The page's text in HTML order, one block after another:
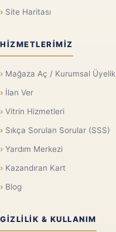
Site Haritası
HIZMETLERIMIZ
Mağaza Aç / Kurumsal Üyelik
İlan Ver
Vitrin Hizmetleri
Sıkça Sorulan Sorular (SSS)
Yardım Merkezi
Kazandıran Kart
Blog
GIZLILIK & KULLANIM